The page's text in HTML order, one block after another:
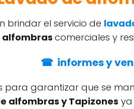
brindar el servicio de
alfombras comerciales y
☎ informes y
para garantizar que se
alfombras y Tapizones